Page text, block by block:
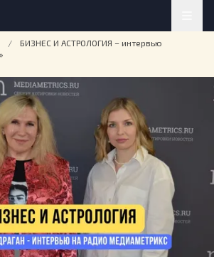
/
БИЗНЕС И АСТРОЛОГИЯ – интервью